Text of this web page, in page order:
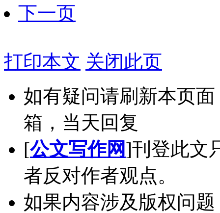
下一页
打印本文 关闭此页
如有疑问请刷新本页
箱，当天回复
[公文写作网]刊登此文
者反对作者观点。
如果内容涉及版权问